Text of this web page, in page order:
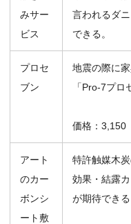
みサー
ビス
言われるダ
できる。
プロセ
ブン
地震の際に
「Pro-7プロ
価格：3,150
アート
のカー
ボンシ
ート敷
特許触媒木
効果・結露
が期待でき